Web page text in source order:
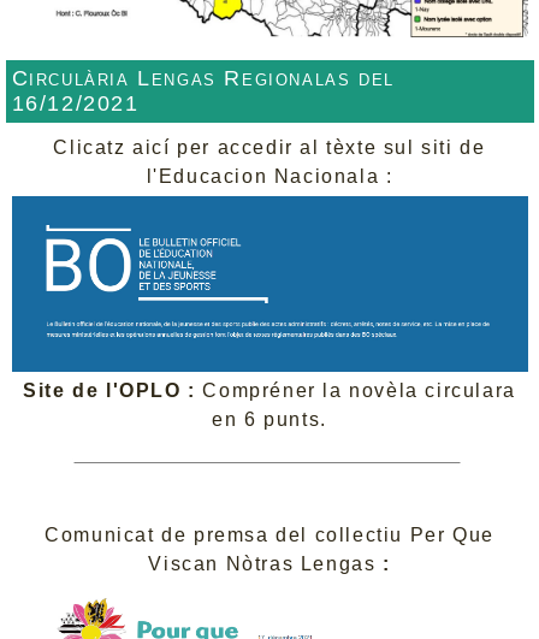
Circulària Lengas Regionalas del
16/12/2021
Clicatz aicí per accedir al tèxte sul siti de
l'Educacion Nacionala :
Site de l'OPLO :Compréner la novèla circulara
en 6 punts.
Comunicat de premsa del collectiu Per Que
Viscan Nòtras Lengas :